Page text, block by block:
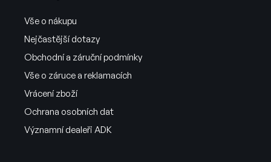
Vše o nákupu
Nejčastější dotazy
Obchodní a záruční podmínky
Vše o záruce a reklamacích
Vrácení zboží
Ochrana osobních dat
Významní dealeři ADK